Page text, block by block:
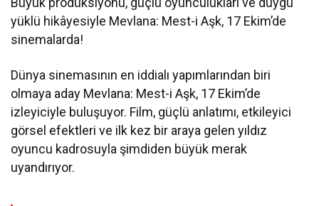
yüklü hikâyesiyle Mevlana: Mest-i Aşk, 17 Ekim’de
sinemalarda!
Dünya sinemasının en iddialı yapımlarından biri
olmaya aday Mevlana: Mest-i Aşk, 17 Ekim’de
izleyiciyle buluşuyor. Film, güçlü anlatımı, etkileyici
görsel efektleri ve ilk kez bir araya gelen yıldız
oyuncu kadrosuyla şimdiden büyük merak
uyandırıyor.